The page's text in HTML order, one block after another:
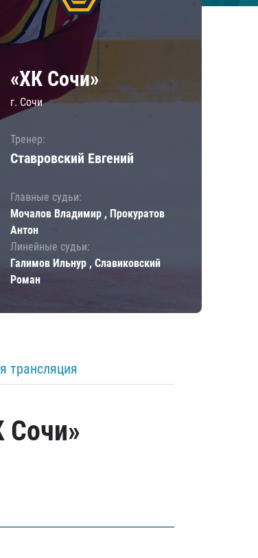
«ХК Сочи»
г. Сочи
Тренер:
Ставровский Евгений
Главные судьи:
Мочалов Владимир , Прокуратов
Антон
Линейные судьи:
Галимов Ильнур , Славиковский
Роман
трансляция
Сочи»